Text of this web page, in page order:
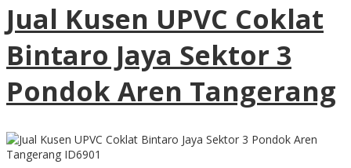
Jual Kusen UPVC Coklat
Bintaro Jaya Sektor 3
Pondok Aren Tangerang